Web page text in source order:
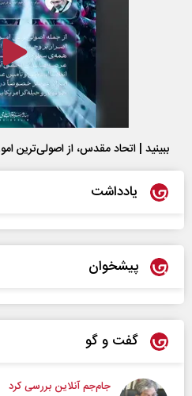
ببینید | اتحاد مقدس، از اصولی‌ترین
یادداشت
پیشخوان
گفت و گو
جام‌جم آنلاین بررسی کرد